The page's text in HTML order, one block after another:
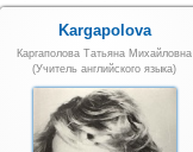
Kargapolova
Каргаполова Татьяна Михайловна
(учитель английского языка)